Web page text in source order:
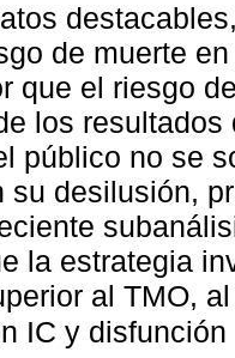
de muerte
que el riesgo
los
público no se
su desilusión,
la estrategia
al TMO,
IC y